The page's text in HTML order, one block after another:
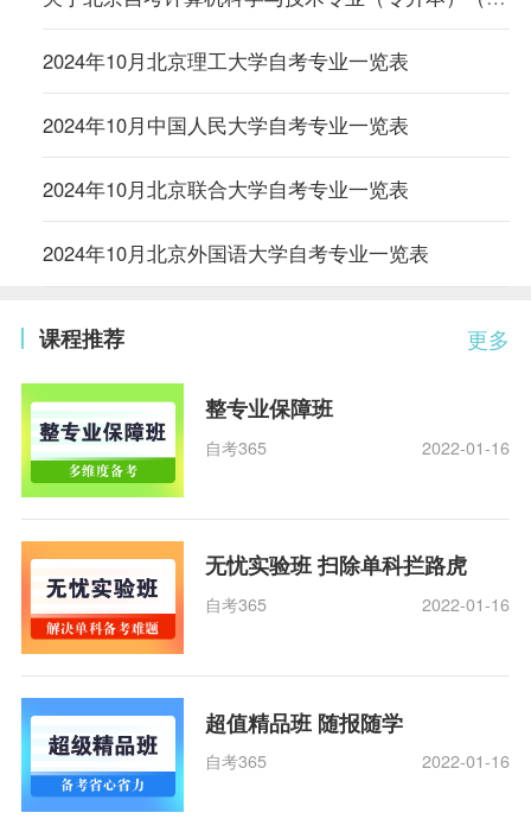
2024年10月北京理工大学自考专业一览表
2024年10月中国人民大学自考专业一览表
2024年10月北京联合大学自考专业一览表
2024年10月北京外国语大学自考专业一览表
更多
课程推荐
整专业保障班
自考365 2022-01-16
无忧实验班 扫除单科拦路虎
自考365 2022-01-16
超值精品班 随报随学
自考365 2022-01-16